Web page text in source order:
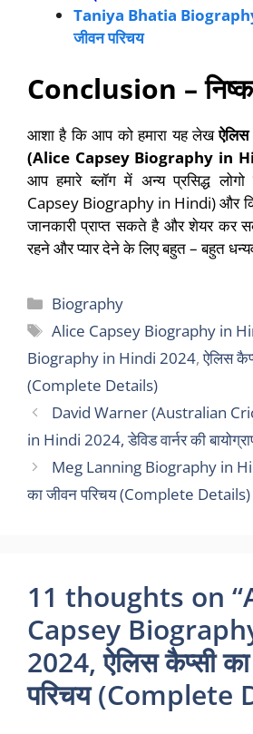
Taniya Bhatia Biography,
जीवन परिचय
Conclusion –
आशा है कि आप को हमारा यह लेखऐलिस
(Alice Capsey Biography in
आप हमारे ब्लॉग में अन्य प्रसिद्ध लोगो
Capsey Biography in Hindi) और
जानकारी प्राप्त सकते है और शेयर कर
रहने और प्यार देने के लिए बहुत – बहुत
Categories
Biography
Tags
Alice Capsey Biography in
Biography in Hindi 2024,ऐलिस
(Complete Details)
David Warner (Australian
in Hindi 2024, डेविड वार्नर की
Meg Lanning Biography in
का जीवन परिचय (Complete Details)
11 thoughts on
Capsey
2024, ऐलिस कैप्सी
परिचय (Complete